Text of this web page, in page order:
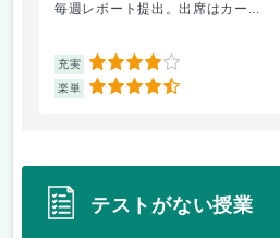
毎週レポート提出。出席はカー...
充実 4
楽単 4.5
テストがない授業